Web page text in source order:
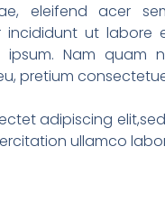
eleifend acer
ut
Nam quam
pretium
adipiscing
ullamco